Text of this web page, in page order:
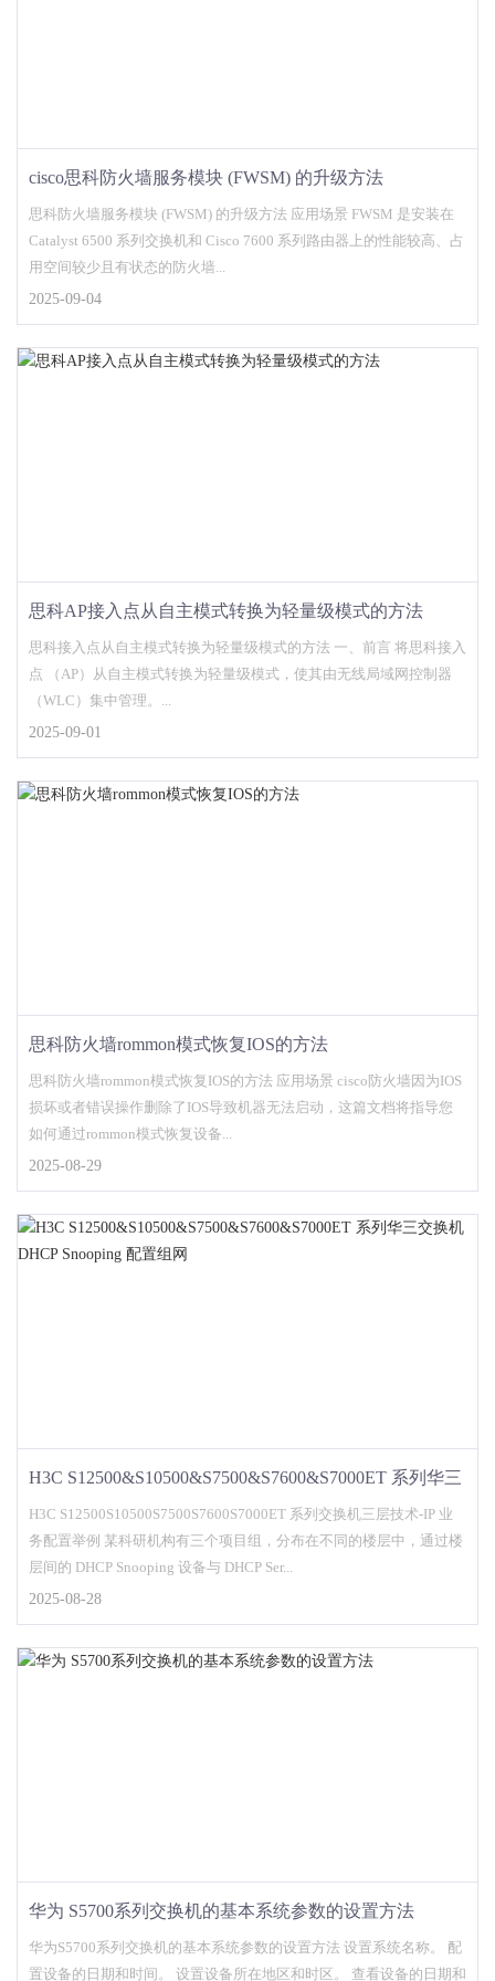
cisco思科防火墙服务模块 (FWSM) 的升级方法
思科防火墙服务模块 (FWSM) 的升级方法 应用场景 FWSM 是安装在
Catalyst 6500 系列交换机和 Cisco 7600 系列路由器上的性能较高、占
用空间较少且有状态的防火墙...
2025-09-04
思科AP接入点从自主模式转换为轻量级模式的方法
思科接入点从自主模式转换为轻量级模式的方法 一、前言 将思科接入
点 （AP）从自主模式转换为轻量级模式，使其由无线局域网控制器
（WLC）集中管理。...
2025-09-01
思科防火墙rommon模式恢复IOS的方法
思科防火墙rommon模式恢复IOS的方法 应用场景 cisco防火墙因为IOS
损坏或者错误操作删除了IOS导致机器无法启动，这篇文档将指导您
如何通过rommon模式恢复设备...
2025-08-29
H3C S12500&S10500&S7500&S7600&S7000ET 系列华三
交换机 DHCP Snooping 配置组网
H3C S12500S10500S7500S7600S7000ET 系列交换机三层技术-IP 业
务配置举例 某科研机构有三个项目组，分布在不同的楼层中，通过楼
层间的 DHCP Snooping 设备与 DHCP Ser...
2025-08-28
华为 S5700系列交换机的基本系统参数的设置方法
华为S5700系列交换机的基本系统参数的设置方法 设置系统名称。 配
置设备的日期和时间。 设置设备所在地区和时区。 查看设备的日期和